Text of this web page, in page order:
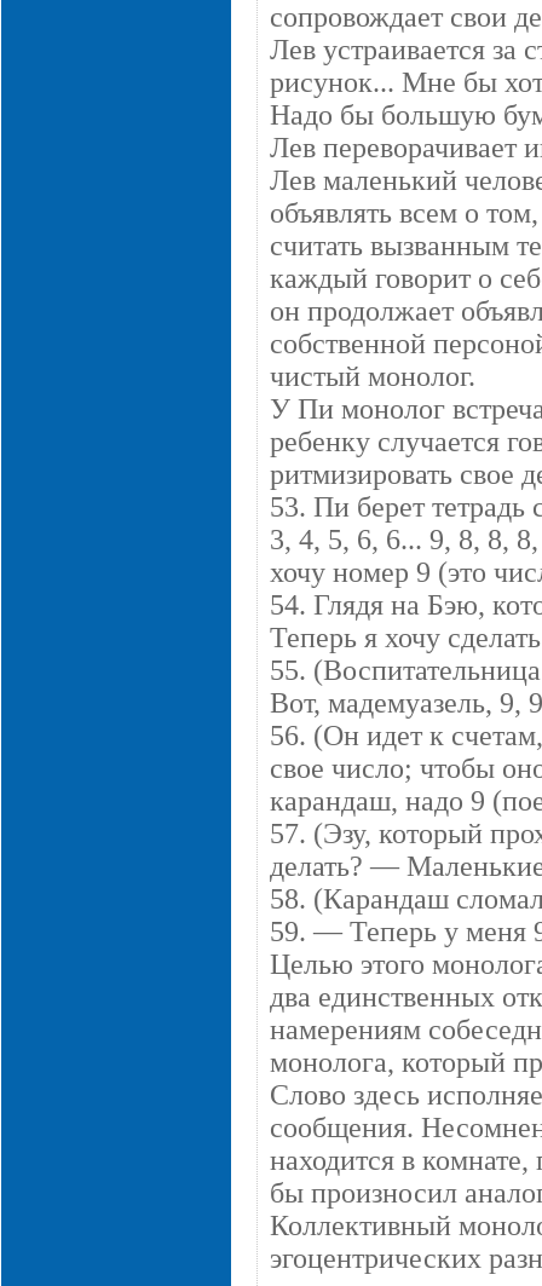
сопровождает свои
Лев устраивается за
рисунок... Мне бы
Надо бы большую
Лев переворачивает
Лев маленький
объявлять всем о
считать вызванным
каждый говорит о
он продолжает
собственной
чистый монолог.
У Пи монолог
ребенку случается
ритмизировать свое
53. Пи берет
3, 4, 5, 6, 6... 9, 8, 8,
хочу номер 9 (это
54. Глядя на Бэю,
Теперь я хочу
55.
Вот, мадемуазель, 9,
56. (Он идет к
свое число; чтобы
карандаш, надо 9
57. (Эзу, который
делать? —
58. (Карандаш
59. — Теперь у меня
Целью этого
два единственных
намерениям
монолога, который
Слово здесь
сообщения.
находится в
бы произносил
Коллективный
эгоцентрических